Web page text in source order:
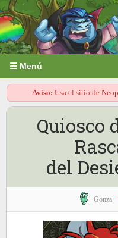
☰ Menú
Aviso: Usa el sitio de
Quiosco
del
Gonza